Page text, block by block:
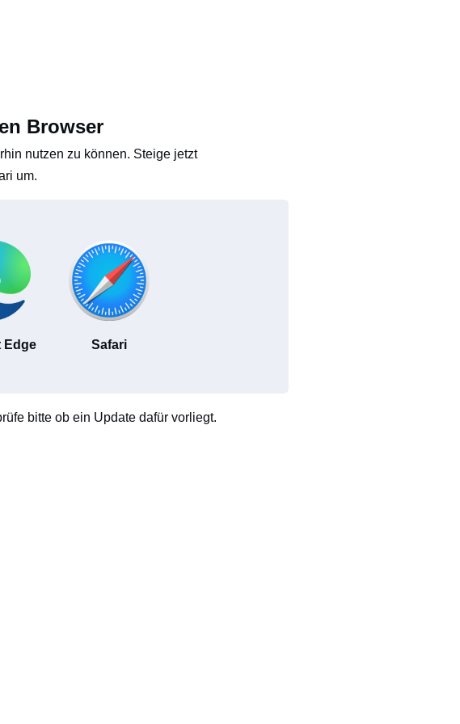
Browser
nutzen zu können. Steige jetzt
um.
Edge Safari
bitte ob ein Update dafür vorliegt.